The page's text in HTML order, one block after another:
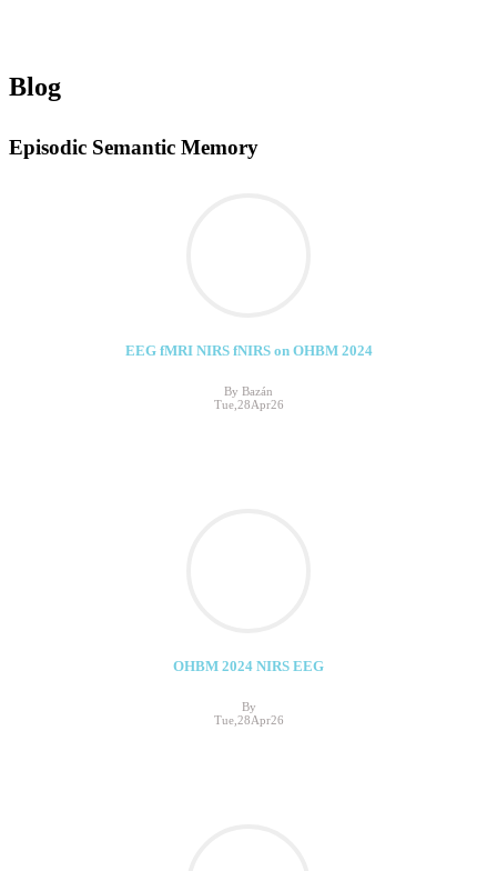
Blog
Episodic Semantic Memory
EEG fMRI NIRS fNIRS on OHBM 2024
By Bazán
Tue,28Apr26
OHBM 2024 NIRS EEG
By
Tue,28Apr26